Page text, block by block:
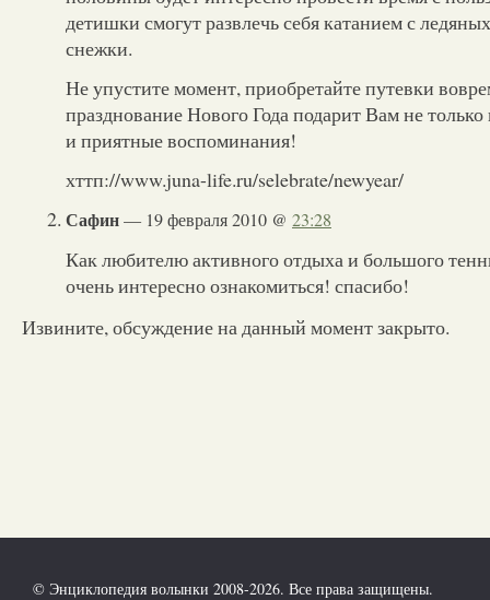
детишки смогут развлечь себя катанием с
снежки.
Не упустите момент, приобретайте путевки
празднование Нового Года подарит Вам не
и приятные воспоминания!
хттп://www.juna-life.ru/selebrate/newyear/
Сафин— 19 февраля 2010 @ 23:28
Как любителю активного отдыха и большого
очень интересно ознакомиться! спасибо!
Извините, обсуждение на данный момент закрыто.
© Энциклопедия волынки 2008-2026. Все права защищены.